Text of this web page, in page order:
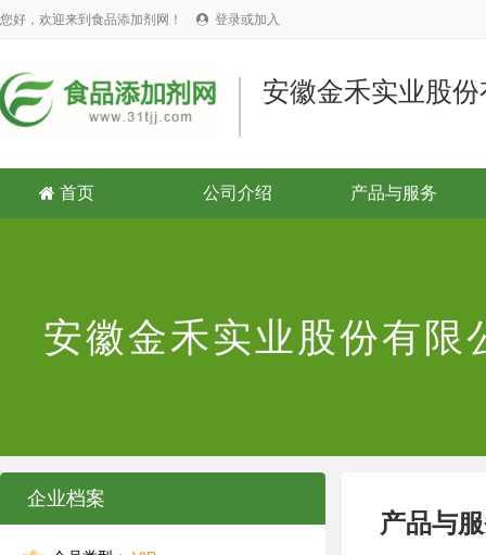
您好，欢迎来到食品添加剂网！  登录或加入
安徽金禾实业股
 首页 公司介绍 产品与服务
安徽金禾实业股份有限
企业档案
产品与